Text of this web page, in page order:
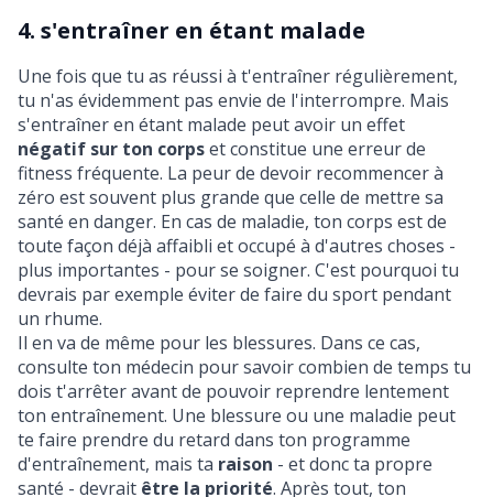
4. s'entraîner en étant malade
Une fois que tu as réussi à t'entraîner régulièrement,
tu n'as évidemment pas envie de l'interrompre. Mais
s'entraîner en étant malade peut avoir un effet
négatif sur ton corpset constitue une erreur de
fitness fréquente. La peur de devoir recommencer à
zéro est souvent plus grande que celle de mettre sa
santé en danger. En cas de maladie, ton corps est de
toute façon déjà affaibli et occupé à d'autres choses -
plus importantes - pour se soigner. C'est pourquoi tu
devrais par exemple éviter de faire du sport pendant
un rhume.
Il en va de même pour les blessures. Dans ce cas,
consulte ton médecin pour savoir combien de temps tu
dois t'arrêter avant de pouvoir reprendre lentement
ton entraînement. Une blessure ou une maladie peut
te faire prendre du retard dans ton programme
d'entraînement, mais ta raison - et donc ta propre
santé - devrait être la priorité. Après tout, ton